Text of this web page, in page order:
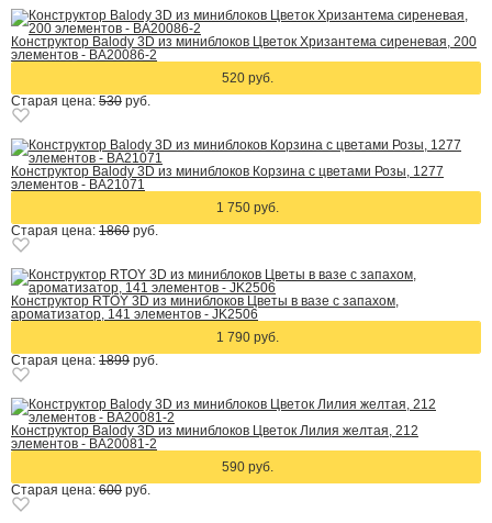
Конструктор Balody 3D из миниблоков Цветок Хризантема сиреневая, 200
элементов - BA20086-2
520 руб.
Старая цена: 530 руб.
Конструктор Balody 3D из миниблоков Корзина с цветами Розы, 1277
элементов - BA21071
1 750 руб.
Старая цена: 1860 руб.
Конструктор RTOY 3D из миниблоков Цветы в вазе с запахом,
ароматизатор, 141 элементов - JK2506
1 790 руб.
Старая цена: 1899 руб.
Конструктор Balody 3D из миниблоков Цветок Лилия желтая, 212
элементов - BA20081-2
590 руб.
Старая цена: 600 руб.